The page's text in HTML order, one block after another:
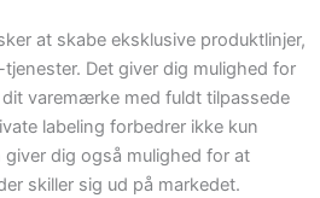
at skabe eksklusive produktlinjer,
Det giver dig mulighed for
varemærke med fuldt tilpassede
labeling forbedrer ikke kun
dig også mulighed for at
skiller sig ud på markedet.